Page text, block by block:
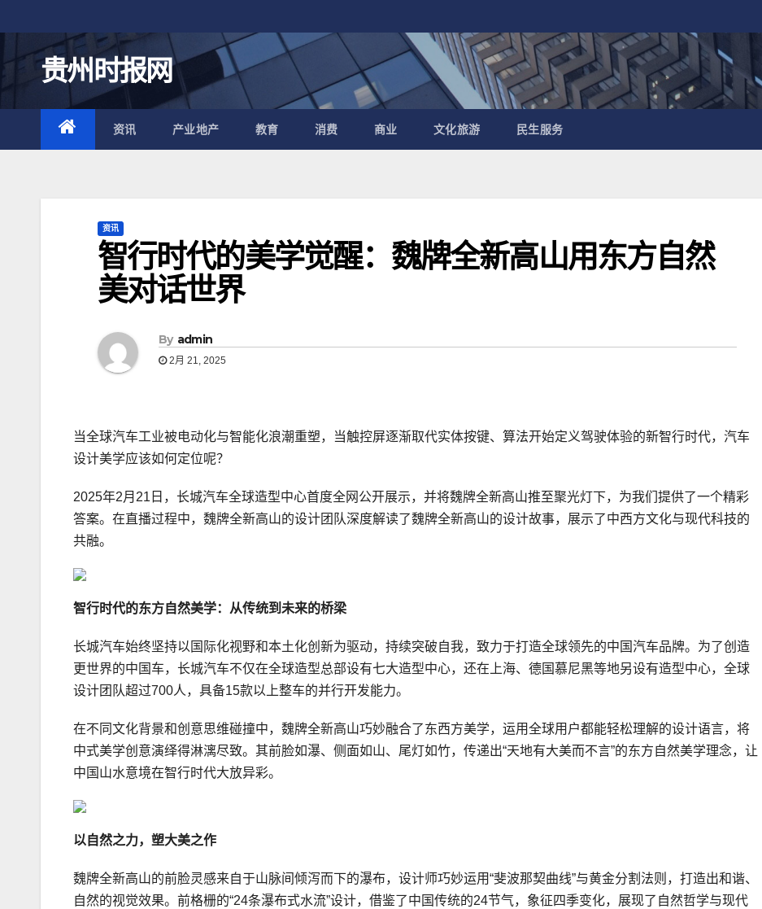
至
内
容
贵州时报网
资讯 产业地产 教育 消费 商业 文化旅游 民生服务
资讯
智行时代的美学觉醒：魏牌全新高山用东方自然
美对话世界
By admin
2月 21, 2025
当全球汽车工业被电动化与智能化浪潮重塑，当触控屏逐渐取代实体按键、算法开始定义驾驶体验的新智行时代，汽车
设计美学应该如何定位呢？
2025年2月21日，长城汽车全球造型中心首度全网公开展示，并将魏牌全新高山推至聚光灯下，为我们提供了一个精彩
答案。在直播过程中，魏牌全新高山的设计团队深度解读了魏牌全新高山的设计故事，展示了中西方文化与现代科技的
共融。
智行时代的东方自然美学：从传统到未来的桥梁
长城汽车始终坚持以国际化视野和本土化创新为驱动，持续突破自我，致力于打造全球领先的中国汽车品牌。为了创造
更世界的中国车，长城汽车不仅在全球造型总部设有七大造型中心，还在上海、德国慕尼黑等地另设有造型中心，全球
设计团队超过700人，具备15款以上整车的并行开发能力。
在不同文化背景和创意思维碰撞中，魏牌全新高山巧妙融合了东西方美学，运用全球用户都能轻松理解的设计语言，将
中式美学创意演绎得淋漓尽致。其前脸如瀑、侧面如山、尾灯如竹，传递出“天地有大美而不言”的东方自然美学理念，让
中国山水意境在智行时代大放异彩。
以自然之力，塑大美之作
魏牌全新高山的前脸灵感来自于山脉间倾泻而下的瀑布，设计师巧妙运用“斐波那契曲线”与黄金分割法则，打造出和谐、
自然的视觉效果。前格栅的“24条瀑布式水流”设计，借鉴了中国传统的24节气，象征四季变化，展现了自然哲学与现代